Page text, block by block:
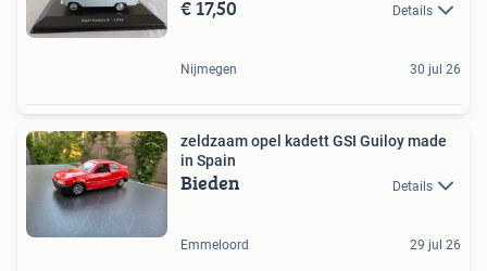
€ 17,50 Details
Nijmegen 30 jul 26
zeldzaam opel kadett GSI Guiloy made
in Spain
Bieden Details
Emmeloord 29 jul 26